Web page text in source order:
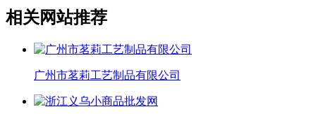
相关网站推荐
广州市茗莉工艺制品有限公司